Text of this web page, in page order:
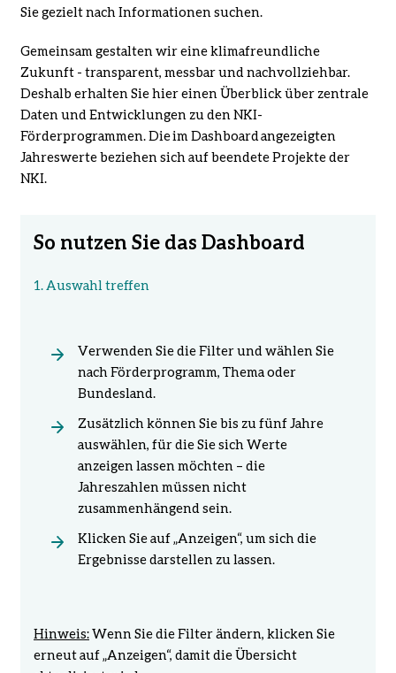
Sie gezielt nach Informationen suchen.
Gemeinsam gestalten wir eine klimafreundliche
Zukunft - transparent, messbar und nachvollziehbar.
Deshalb erhalten Sie hier einen Überblick über zentrale
Daten und Entwicklungen zu den NKI-
Förderprogrammen. Dieim Dashboardangezeigten
Jahreswerte beziehen sich auf beendete Projekte der
NKI.
So nutzen Sie das Dashboard
1. Auswahl treffen
Verwenden Sie die Filter und wählen Sie
nach Förderprogramm, Thema oder
Bundesland.
Zusätzlich können Sie bis zu fünf Jahre
auswählen, für die Sie sich Werte
anzeigen lassen möchten – die
Jahreszahlen müssen nicht
zusammenhängend sein.
Klicken Sie auf„Anzeigen“, um sich die
Ergebnisse darstellen zu lassen.
Hinweis:Wenn Sie die Filter ändern, klicken Sie
erneut auf„Anzeigen“, damit die Übersicht